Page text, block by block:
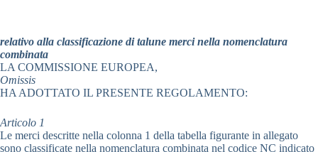
relativo alla classificazione di talune merci nella nomenclatura
combinata
LA COMMISSIONE EUROPEA,
Omissis
HA ADOTTATO IL PRESENTE REGOLAMENTO:
Articolo 1
Le merci descritte nella colonna 1 della tabella figurante in allegato
sono classificate nella nomenclatura combinata nel codice NC indicato